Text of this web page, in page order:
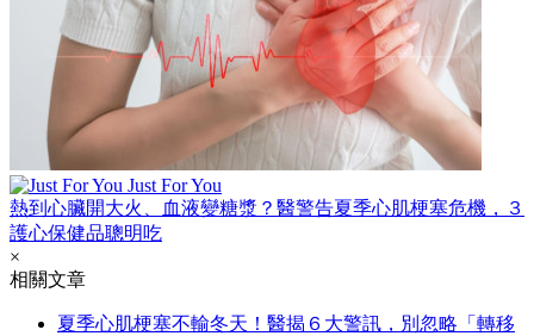
Just For You
熱到心臟開大火、血液變糖漿？醫警告夏季心肌梗塞危機，３
護心保健品聰明吃
×
相關文章
夏季心肌梗塞不輸冬天！醫揭６大警訊，別忽略「轉移